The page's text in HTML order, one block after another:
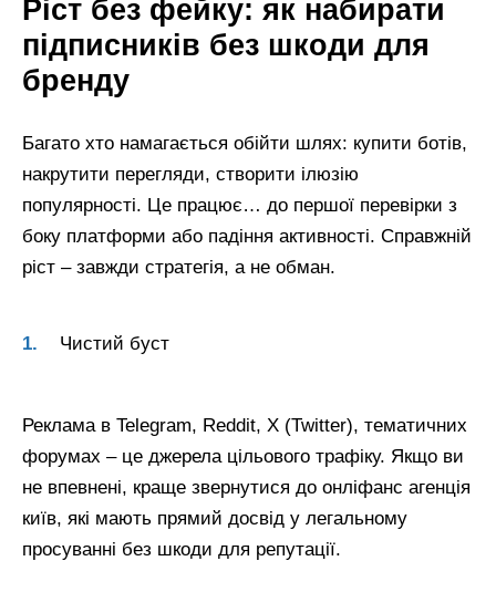
Ріст без фейку: як набирати
підписників без шкоди для
бренду
Багато хто намагається обійти шлях: купити ботів,
накрутити перегляди, створити ілюзію
популярності. Це працює… до першої перевірки з
боку платформи або падіння активності. Справжній
ріст – завжди стратегія, а не обман.
Чистий буст
Реклама в Telegram, Reddit, X (Twitter), тематичних
форумах – це джерела цільового трафіку. Якщо ви
не впевнені, краще звернутися до онліфанс агенція
київ, які мають прямий досвід у легальному
просуванні без шкоди для репутації.